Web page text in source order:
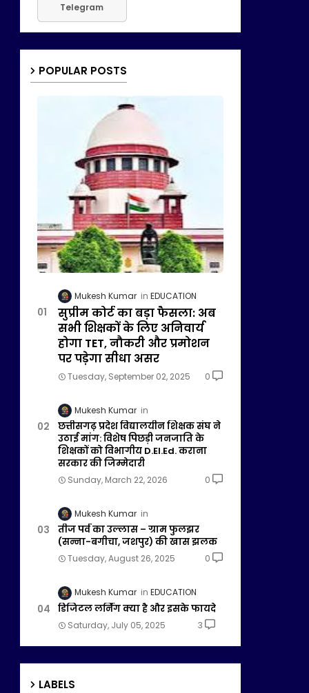
Telegram
POPULAR POSTS
Mukesh Kumar EDUCATION
सुप्रीम कोर्ट का बड़ा फैसला: अब
सभी शिक्षकों के लिए अनिवार्य
होगा TET, नौकरी और प्रमोशन
पर पड़ेगा सीधा असर
Tuesday, September 02, 2025 0
Mukesh Kumar
छत्तीसगढ़ प्रदेश विद्यालयीन शिक्षक संघ ने
उठाई मांग: विशेष पिछड़ी जनजाति के
शिक्षकों को विभागीय D.El.Ed. कराना
सरकार की जिम्मेदारी
Sunday, March 22, 2026 0
Mukesh Kumar
तीज पर्व का उल्लास – ग्राम फुलझर
(सन्ना-बगीचा, जशपुर) की खास झलक
Tuesday, August 26, 2025 0
Mukesh Kumar EDUCATION
डिजिटल लर्निंग क्या है और इसके फायदे
Saturday, July 05, 2025 3
LABELS